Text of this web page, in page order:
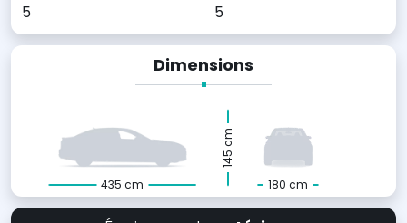
5 5
Dimensions
435 cm 180 cm
145 cm